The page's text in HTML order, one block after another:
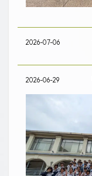
2026-07-06
2026-06-29